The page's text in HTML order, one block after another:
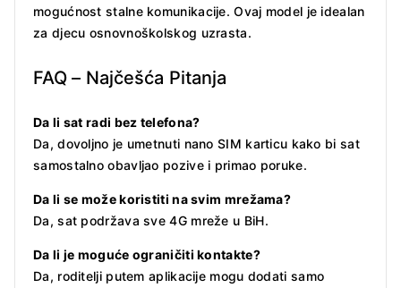
mogućnost stalne komunikacije. Ovaj model je idealan
za djecu osnovnoškolskog uzrasta.
FAQ – Najčešća Pitanja
Da li sat radi bez telefona?
Da, dovoljno je umetnuti nano SIM karticu kako bi sat
samostalno obavljao pozive i primao poruke.
Da li se može koristiti na svim mrežama?
Da, sat podržava sve 4G mreže u BiH.
Da li je moguće ograničiti kontakte?
Da, roditelji putem aplikacije mogu dodati samo